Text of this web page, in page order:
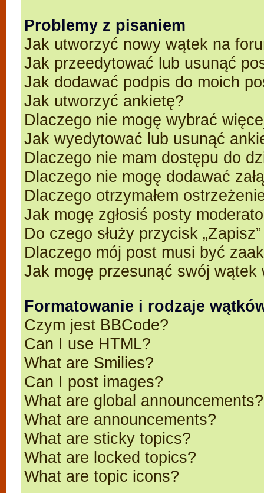
Problemy z pisaniem
Jak utworzyć nowy wątek na
Jak przeedytować lub usunąć
Jak dodawać podpis do moich
Jak utworzyć ankietę?
Dlaczego nie mogę wybrać
Jak wyedytować lub usunąć
Dlaczego nie mam dostępu do
Dlaczego nie mogę dodawać
Dlaczego otrzymałem
Jak mogę zgłosiś posty
Do czego służy przycisk
Dlaczego mój post musi być
Jak mogę przesunąć swój wątek
Formatowanie i rodzaje
Czym jest BBCode?
Can I use HTML?
What are Smilies?
Can I post images?
What are global announcements?
What are announcements?
What are sticky topics?
What are locked topics?
What are topic icons?